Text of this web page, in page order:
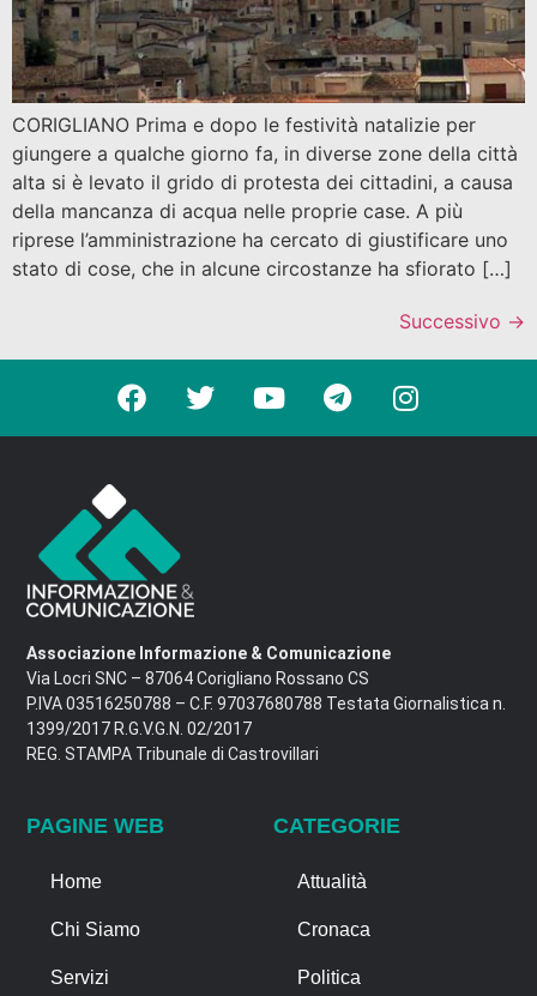
CORIGLIANO Prima e dopo le festività natalizie per
giungere a qualche giorno fa, in diverse zone della città
alta si è levato il grido di protesta dei cittadini, a causa
della mancanza di acqua nelle proprie case. A più
riprese l’amministrazione ha cercato di giustificare uno
stato di cose, che in alcune circostanze ha sfiorato […]
Successivo →
Associazione Informazione & Comunicazione
Via Locri SNC – 87064 Corigliano Rossano CS
P.IVA 03516250788 – C.F. 97037680788 Testata Giornalistica n.
1399/2017 R.G.V.G.N. 02/2017
REG. STAMPA Tribunale di Castrovillari
PAGINE WEB
Home
Chi Siamo
Servizi
CATEGORIE
Attualità
Cronaca
Politica